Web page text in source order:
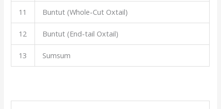
11 Buntut (Whole-Cut Oxtail)
12 Buntut (End-tail Oxtail)
13 Sumsum